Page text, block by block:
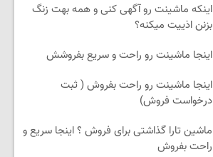
اینکه ماشینت رو آگهی کنی و همه بهت زنگ
بزنن اذییت میکنه؟
اینجا ماشینت رو راحت و سریع بفروشش
اینجا ماشینت رو راحت بفروش ( ثبت
درخواست فروش)
ماشین تارا گذاشتی برای فروش ؟ اینجا سریع و
راحت بفروش